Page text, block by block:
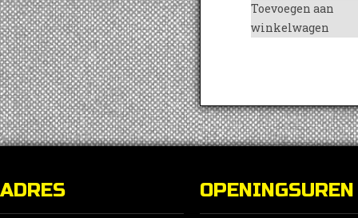
Toevoegen aan
winkelwagen
ADRES OPENINGSUREN